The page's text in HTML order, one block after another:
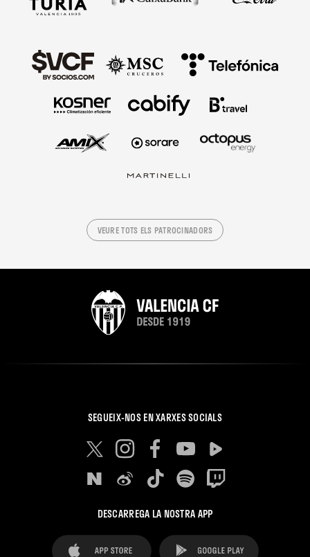
VEURE TOTS ELS PATROCINADORS
SEGUEIX-NOS EN XARXES SOCIALS
DESCARREGA LA NOSTRA APP